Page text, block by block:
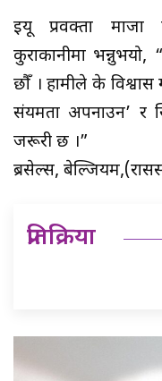
इयू प्रवक्ता माजा
कुराकानीमा
छौँ । हामीले के
संयमता अपनाउन’ र
जरूरी छ ।”
ब्रसेल्स,
प्रतिक्रिया